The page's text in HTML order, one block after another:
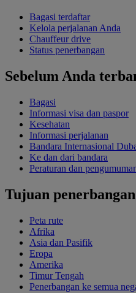
Bagasi terdaftar
Kelola perjalanan Anda
Chauffeur drive
Status penerbangan
Sebelum Anda
Bagasi
Informasi visa dan paspor
Kesehatan
Informasi perjalanan
Bandara Internasional
Ke dan dari bandara
Peraturan dan
Tujuan
Peta rute
Afrika
Asia dan Pasifik
Eropa
Amerika
Timur Tengah
Penerbangan ke semua